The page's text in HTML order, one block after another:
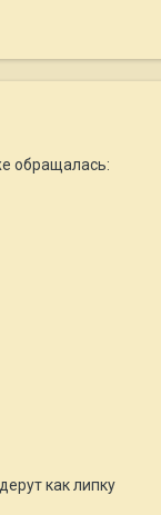
обращалась:
как липку